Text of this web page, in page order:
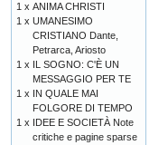
1 x ANIMA CHRISTI
1 x UMANESIMO
CRISTIANO Dante,
Petrarca, Ariosto
1 x IL SOGNO: C'È UN
MESSAGGIO PER TE
1 x IN QUALE MAI
FOLGORE DI TEMPO
1 x IDEE E SOCIETÀ Note
critiche e pagine sparse